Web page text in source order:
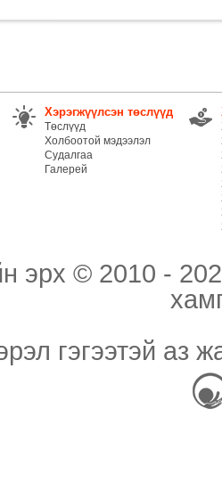
Хэрэгжүүлсэн төслүүд
Төслүүд
Холбоотой мэдээлэл
Судалгаа
Галерей
эрх © 2010 -
гэгээтэй аз